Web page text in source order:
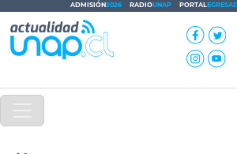
ADMISIÓN2026 RADIOUNAP PORTAL